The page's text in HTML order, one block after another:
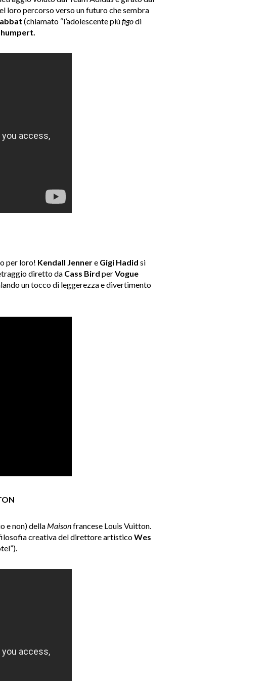
loro percorso verso un futuro che sembra
(chiamato “l’adolescente piùfigodi
per loro! Kendall Jennere Gigi Hadid si
diretto da Cass Bird perVogue
un tocco di leggerezza e divertimento
e non) della Maisonfrancese Louis Vuitton.
creativa del direttore artisticoWes